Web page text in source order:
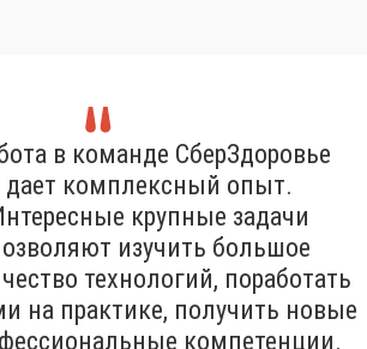
в команде СберЗдоровье
дает комплексный опыт.
крупные задачи
изучить большое
технологий, поработать
на практике, получить новые
компетенции.